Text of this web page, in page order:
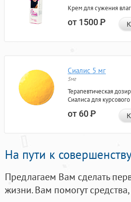
Крем для сужения
от 1500Р
Сиалис 5 мг
5мг
Терапевтическая
Сиалиса для
от 60Р
На пути к
Предлагаем Вам сделать
жизни. Вам помогут